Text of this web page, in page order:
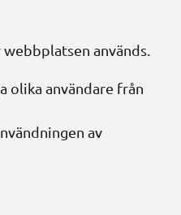
används.
olika användare från
av